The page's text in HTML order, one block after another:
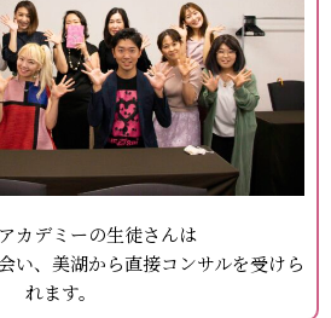
カデミーの生徒さんは
、 美湖から直接コンサルを受けら
れます。